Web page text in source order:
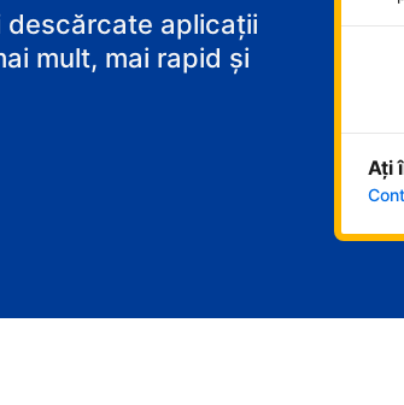
descărcate aplicații
mult, mai rapid și
Ați